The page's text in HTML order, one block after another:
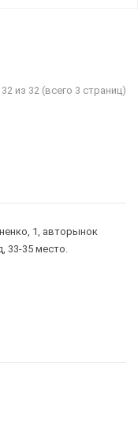
из 32 (всего 3 страниц)
1, авторынок
33-35 место.